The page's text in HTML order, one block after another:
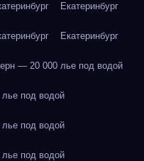
Екатеринбург
Екатеринбург
— 20 000 лье под водой
под водой
под водой
под водой